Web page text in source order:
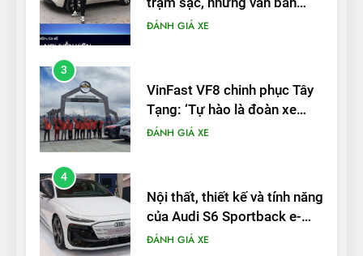
VinFast VF8 chinh phục Tây
Tạng: ‘Tự hào là đoàn xe
4
Nội thất, thiết kế và tính năng
của Audi S6 Sportback e-
5
VinFast VF8 đạt 4 sao trong
thử nghiệm an toàn NHTSA